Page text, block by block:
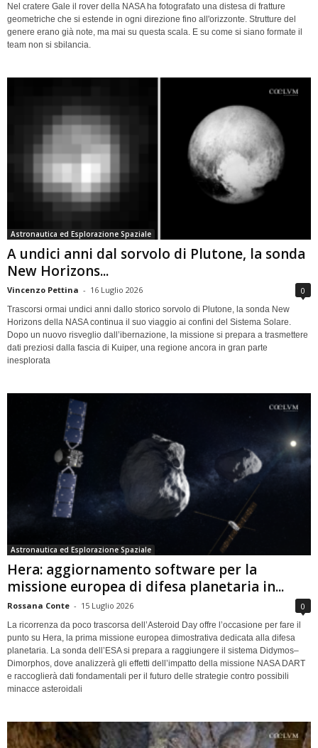
Nel cratere Gale il rover della NASA ha fotografato una distesa di fratture
geometriche che si estende in ogni direzione fino all'orizzonte. Strutture del
genere erano già note, ma mai su questa scala. E su come si siano formate il
team non si sbilancia.
Astronautica ed Esplorazione Spaziale
A undici anni dal sorvolo di Plutone, la sonda
New Horizons...
Vincenzo Pettina - 16 Luglio 2026 0
Trascorsi ormai undici anni dallo storico sorvolo di Plutone, la sonda New
Horizons della NASA continua il suo viaggio ai confini del Sistema Solare.
Dopo un nuovo risveglio dall’ibernazione, la missione si prepara a trasmettere
dati preziosi dalla fascia di Kuiper, una regione ancora in gran parte
inesplorata
Astronautica ed Esplorazione Spaziale
Hera: aggiornamento software per la
missione europea di difesa planetaria in...
Rossana Conte - 15 Luglio 2026 0
La ricorrenza da poco trascorsa dell’Asteroid Day offre l’occasione per fare il
punto su Hera, la prima missione europea dimostrativa dedicata alla difesa
planetaria. La sonda dell’ESA si prepara a raggiungere il sistema Didymos–
Dimorphos, dove analizzerà gli effetti dell’impatto della missione NASA DART
e raccoglierà dati fondamentali per il futuro delle strategie contro possibili
minacce asteroidali